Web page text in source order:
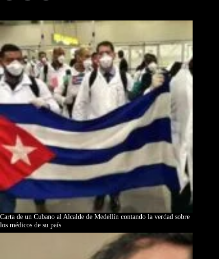
Carta de un Cubano al Alcalde de Medellín contando la verdad sobre
los médicos de su país